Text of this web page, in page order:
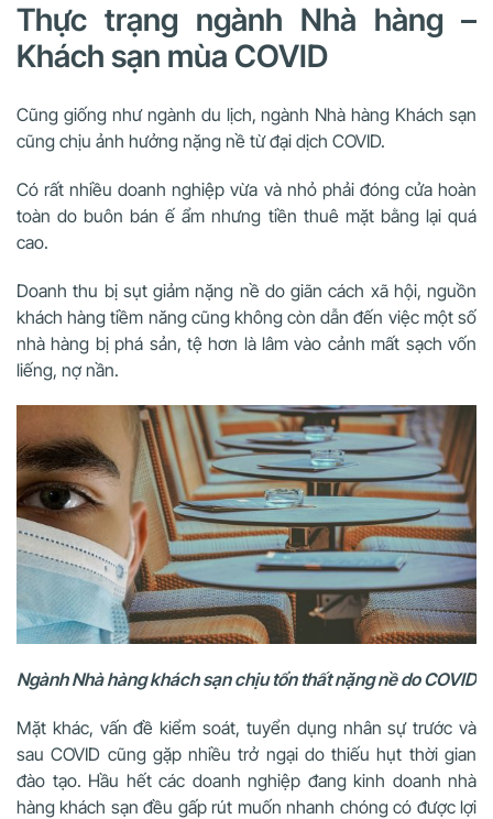
Thực trạng ngành Nhà hàng –
Khách sạn mùa COVID
Cũng giống như ngành du lịch, ngành Nhà hàng Khách sạn
cũng chịu ảnh hưởng nặng nề từ đại dịch COVID.
Có rất nhiều doanh nghiệp vừa và nhỏ phải đóng cửa hoàn
toàn do buôn bán ế ẩm nhưng tiền thuê mặt bằng lại quá
cao.
Doanh thu bị sụt giảm nặng nề do giãn cách xã hội, nguồn
khách hàng tiềm năng cũng không còn dẫn đến việc một số
nhà hàng bị phá sản, tệ hơn là lâm vào cảnh mất sạch vốn
liếng, nợ nần.
Ngành Nhà hàng khách sạn chịu tổn thất nặng nề do COVID
Mặt khác, vấn đề kiểm soát, tuyển dụng nhân sự trước và
sau COVID cũng gặp nhiều trở ngại do thiếu hụt thời gian
đào tạo. Hầu hết các doanh nghiệp đang kinh doanh nhà
hàng khách sạn đều gấp rút muốn nhanh chóng có được lợi